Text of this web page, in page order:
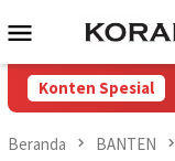
ke
Menu
Mobile
Konten Spesial
Beranda BANTEN